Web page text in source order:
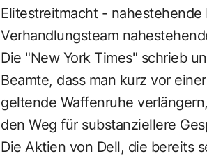
Elitestreitmacht -
Verhandlungsteam
Die "New York Times" schrieb
Beamte, dass man kurz vor
geltende Waffenruhe
den Weg für substanziellere
Die Aktien von Dell, die bereits